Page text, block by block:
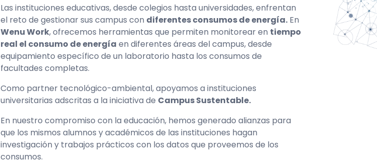
Las instituciones educativas, desde colegios hasta universidades, enfrentan
el reto de gestionar sus campus con diferentes consumos de energía. En
Wenu Work, ofrecemos herramientas que permiten monitorear en tiempo
real el consumo de energía en diferentes áreas del campus, desde
equipamiento específico de un laboratorio hasta los consumos de
facultades completas.
Como partner tecnológico-ambiental, apoyamos a instituciones
universitarias adscritas a la iniciativa de Campus Sustentable.
En nuestro compromiso con la educación, hemos generado alianzas para
que los mismos alumnos y académicos de las instituciones hagan
investigación y trabajos prácticos con los datos que proveemos de los
consumos.